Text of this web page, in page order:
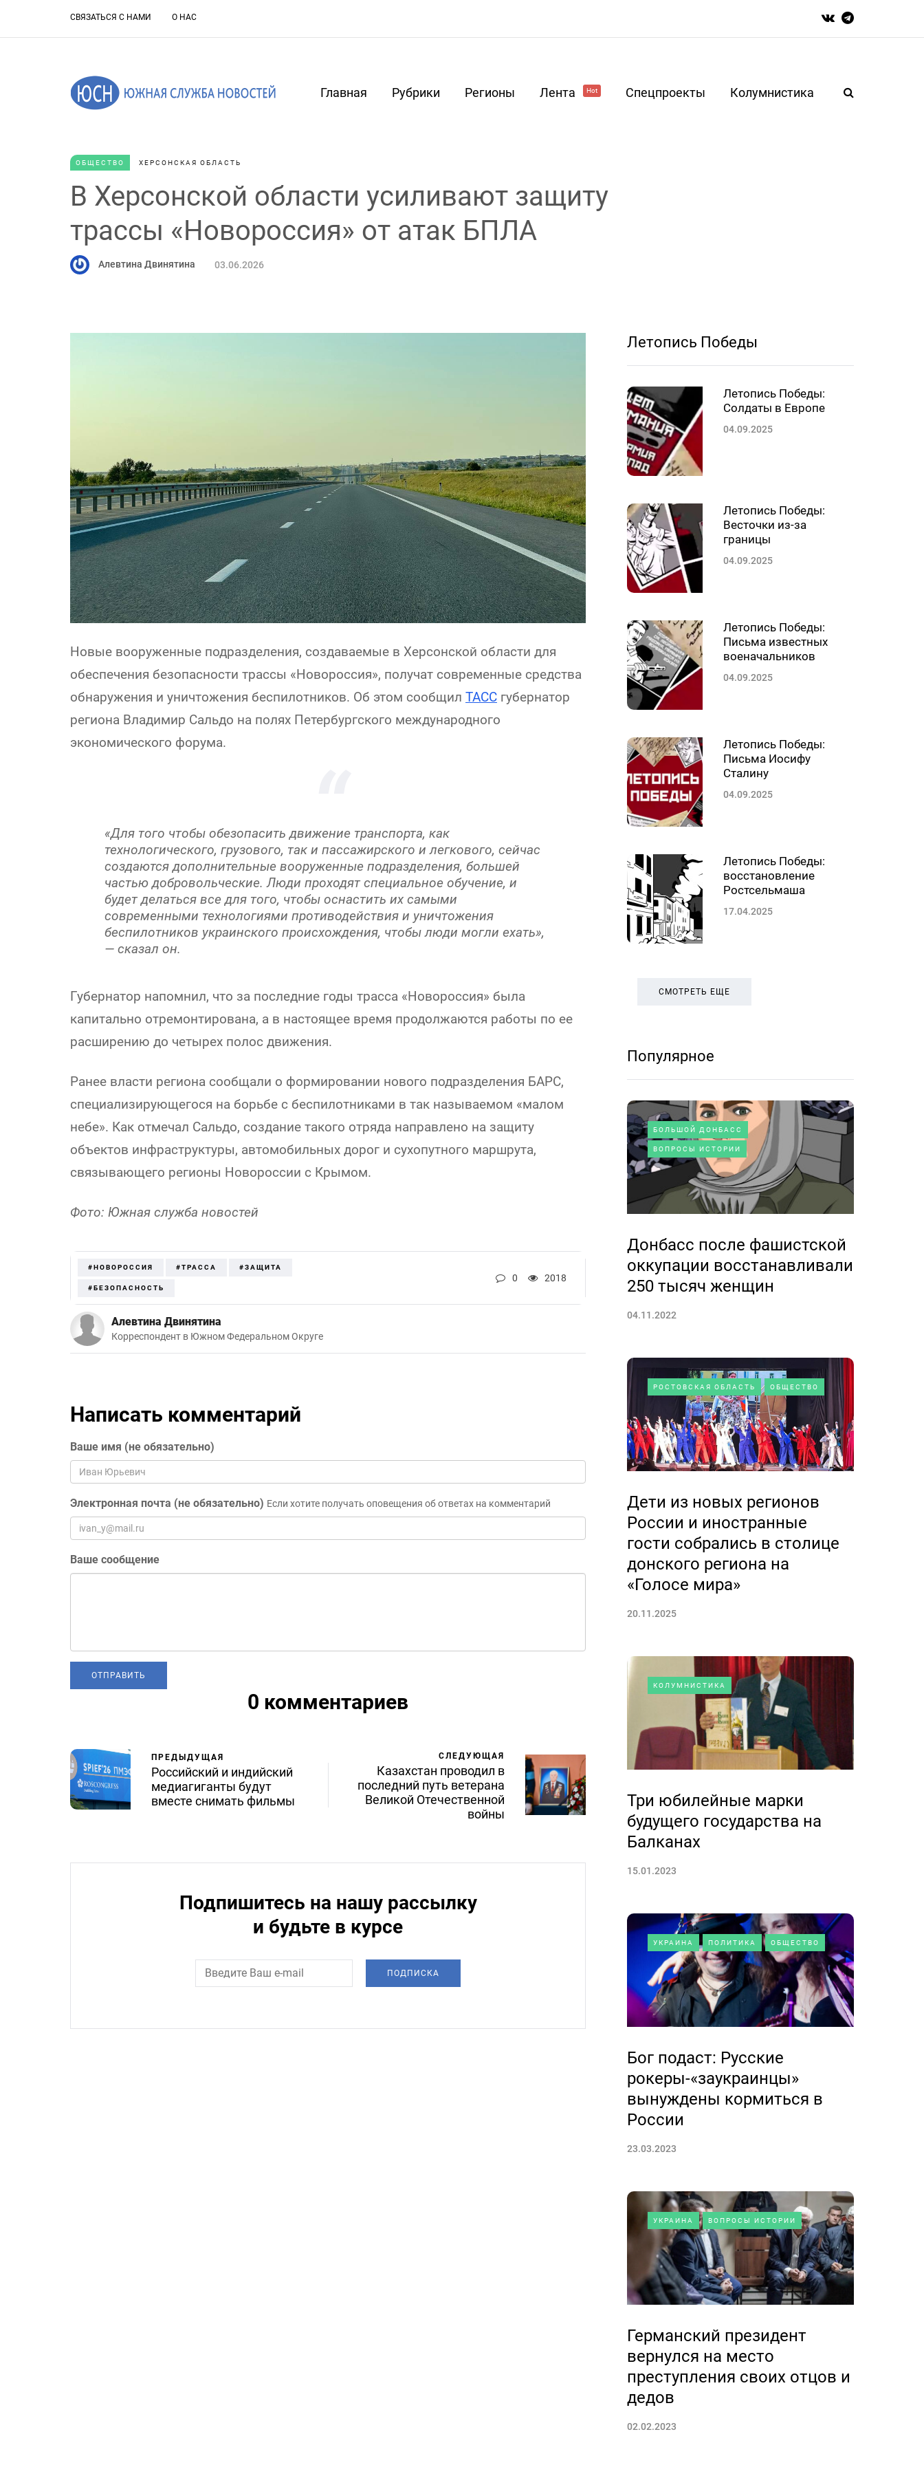
СВЯЗАТЬСЯ С НАМИ О НАС
Главная Рубрики Регионы Лента Hot Спецпроекты Колумнистика
ОБЩЕСТВО ХЕРСОНСКАЯ ОБЛАСТЬ
В Херсонской области усиливают защиту
трассы «Новороссия» от атак БПЛА
Алевтина Двинятина 03.06.2026
Новые вооруженные подразделения, создаваемые в Херсонской области для
обеспечения безопасности трассы «Новороссия», получат современные средства
обнаружения и уничтожения беспилотников. Об этом сообщил ТАСС губернатор
региона Владимир Сальдо на полях Петербургского международного
экономического форума.
«Для того чтобы обезопасить движение транспорта, как
технологического, грузового, так и пассажирского и легкового, сейчас
создаются дополнительные вооруженные подразделения, большей
частью добровольческие. Люди проходят специальное обучение, и
будет делаться все для того, чтобы оснастить их самыми
современными технологиями противодействия и уничтожения
беспилотников украинского происхождения, чтобы люди могли ехать»,
— сказал он.
Губернатор напомнил, что за последние годы трасса «Новороссия» была
капитально отремонтирована, а в настоящее время продолжаются работы по ее
расширению до четырех полос движения.
Ранее власти региона сообщали о формировании нового подразделения БАРС,
специализирующегося на борьбе с беспилотниками в так называемом «малом
небе». Как отмечал Сальдо, создание такого отряда направлено на защиту
объектов инфраструктуры, автомобильных дорог и сухопутного маршрута,
связывающего регионы Новороссии с Крымом.
Фото: Южная служба новостей
#НОВОРОССИЯ #ТРАССА #ЗАЩИТА
#БЕЗОПАСНОСТЬ
0 2018
Алевтина Двинятина
Корреспондент в Южном Федеральном Округе
Написать комментарий
Ваше имя (не обязательно)
Электронная почта (не обязательно) Если хотите получать оповещения об ответах на комментарий
Ваше сообщение
0 комментариев
ПРЕДЫДУЩАЯ
Российский и индийский
медиагиганты будут
вместе снимать фильмы
СЛЕДУЮЩАЯ
Казахстан проводил в
последний путь ветерана
Великой Отечественной
войны
Подпишитесь на нашу рассылку
и будьте в курсе
ПОДПИСКА
Летопись Победы
Летопись Победы:
Солдаты в Европе
04.09.2025
Летопись Победы:
Весточки из-за
границы
04.09.2025
Летопись Победы:
Письма известных
военачальников
04.09.2025
Летопись Победы:
Письма Иосифу
Сталину
04.09.2025
Летопись Победы:
восстановление
Ростсельмаша
17.04.2025
СМОТРЕТЬ ЕЩЕ
Популярное
БОЛЬШОЙ ДОНБАСС
ВОПРОСЫ ИСТОРИИ
Донбасс после фашистской
оккупации восстанавливали
250 тысяч женщин
04.11.2022
РОСТОВСКАЯ ОБЛАСТЬ ОБЩЕСТВО
Дети из новых регионов
России и иностранные
гости собрались в столице
донского региона на
«Голосе мира»
20.11.2025
КОЛУМНИСТИКА
Три юбилейные марки
будущего государства на
Балканах
15.01.2023
УКРАИНА ПОЛИТИКА ОБЩЕСТВО
Бог подаст: Русские
рокеры-«заукраинцы»
вынуждены кормиться в
России
23.03.2023
УКРАИНА ВОПРОСЫ ИСТОРИИ
Германский президент
вернулся на место
преступления своих отцов и
дедов
02.02.2023